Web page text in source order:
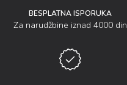
BESPLATNA ISPORUKA
Za narudžbine iznad 4000 din